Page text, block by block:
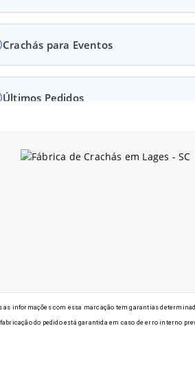
Crachás para Eventos
Últimos Pedidos
as informações com essa marcação tem garantias
do pedido está garantida em caso de erro interno